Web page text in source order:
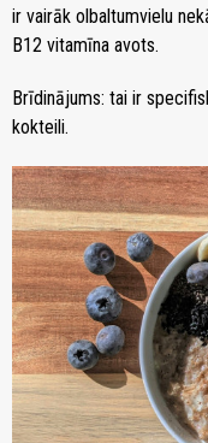
ir vairāk olbaltumvielu
B12 vitamīna avots.
Brīdinājums: tai ir
kokteili.